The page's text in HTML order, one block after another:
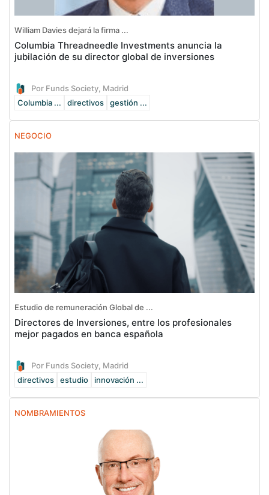
William Davies dejará la firma ...
Columbia Threadneedle Investments anuncia la
jubilación de su director global de inversiones
Por Funds Society, Madrid
Columbia ...
directivos gestión ...
NEGOCIO
Estudio de remuneración Global de ...
Directores de Inversiones, entre los profesionales
mejor pagados en banca española
Por Funds Society, Madrid
directivos
estudio innovación ...
NOMBRAMIENTOS